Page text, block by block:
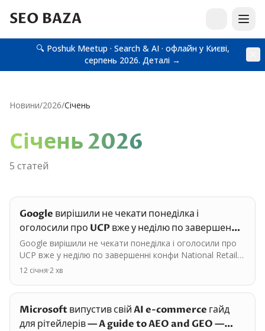
SEO BAZA
🔍 Poshuk Meetup · Search & AI · офлайн у Києві,
серпень 2026. Деталі →
Новини/2026/Січень
Січень2026
5 статей
Google вирішили не чекати понеділка і
оголосили про UCP вже у неділю по завершенні
конфи National…
Google вирішили не чекати понеділка і оголосили про
UCP вже у неділю по завершенні конфи National Retail
Federation, де виступав їх CEO — Sundar Pichai.…
12 січня·2хв
Microsoft випустив свій AI e-commerce гайд
для рітейлерів — A guide to AEO and GEO —